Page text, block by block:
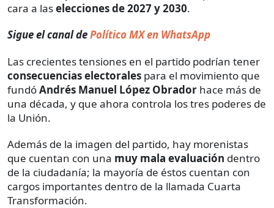
cara a laselecciones de 2027 y 2030.
Sigue el canal dePolítico MX en WhatsApp
Las crecientes tensiones en el partido podrían tener
consecuencias electorales para el movimiento que
fundóAndrés Manuel López Obrador hace más de
una década, y que ahora controla los tres poderes de
la Unión.
Además de la imagen del partido, hay morenistas
que cuentan con una muy mala evaluación dentro
de la ciudadanía; la mayoría de éstos cuentan con
cargos importantes dentro de la llamada Cuarta
Transformación.